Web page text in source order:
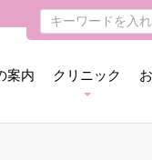
案内 クリニック